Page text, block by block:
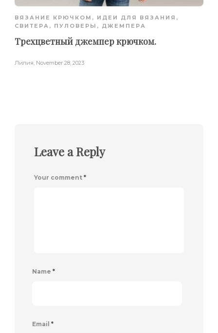
ВЯЗАНИЕ КРЮЧКОМ , ИДЕИ ДЛЯ ВЯЗАНИЯ ,
СВИТЕРА, ПУЛОВЕРЫ, ДЖЕМПЕРА
Трехцветный джемпер крючком.
Лилия, November 28, 2023
Leave a Reply
Your comment *
Name *
Email *